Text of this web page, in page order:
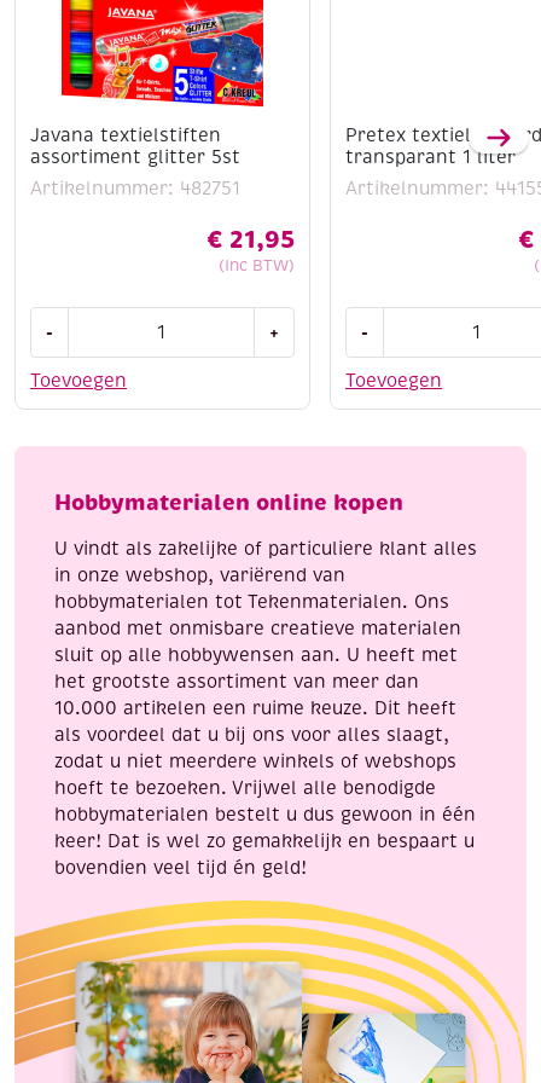
Javana textielstiften
assortiment glitter 5st
Artikelnummer: 482751
€ 21,95
(Inc BTW)
Toevoegen
-
assortiment
aantal
+
Pretex
transparant 1 liter
Artikelnummer:
€
Toevoegen
-
textielverharder,
transparant
aantal
Hobbymaterialen online kopen
U vindt als zakelijke of particuliere klant alles
in onze webshop, variërend van
hobbymaterialen tot Tekenmaterialen. Ons
aanbod met onmisbare creatieve materialen
sluit op alle hobbywensen aan. U heeft met
het grootste assortiment van meer dan
10.000 artikelen een ruime keuze. Dit heeft
als voordeel dat u bij ons voor alles slaagt,
zodat u niet meerdere winkels of webshops
hoeft te bezoeken. Vrijwel alle benodigde
hobbymaterialen bestelt u dus gewoon in één
keer! Dat is wel zo gemakkelijk en bespaart u
bovendien veel tijd én geld!